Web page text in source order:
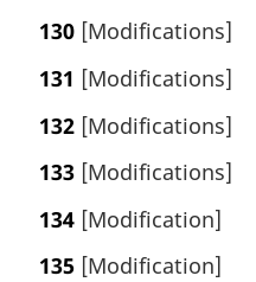
130 [Modifications]
131 [Modifications]
132 [Modifications]
133 [Modifications]
134 [Modification]
135 [Modification]